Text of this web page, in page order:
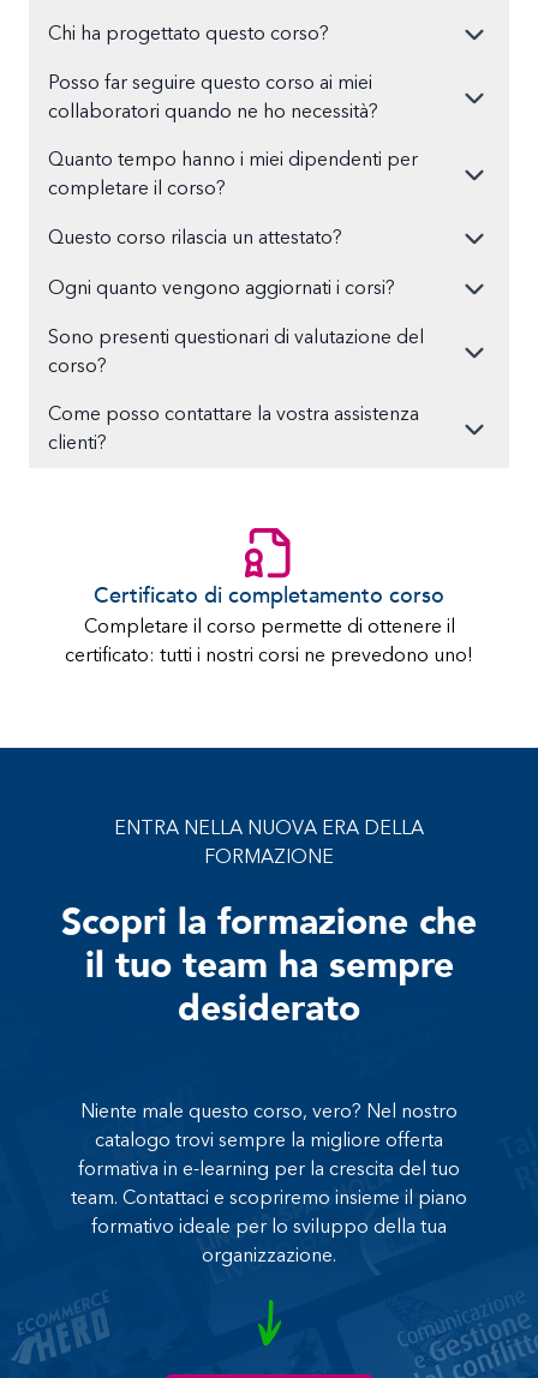
Chi ha progettato questo corso?
Posso far seguire questo corso ai miei
collaboratori quando ne ho necessità?
Quanto tempo hanno i miei dipendenti per
completare il corso?
Questo corso rilascia un attestato?
Ogni quanto vengono aggiornati i corsi?
Sono presenti questionari di valutazione del
corso?
Come posso contattare la vostra assistenza
clienti?
Certificato di completamento corso
Completare il corso permette di ottenere il
certificato: tutti i nostri corsi ne prevedono uno!
ENTRA NELLA NUOVA ERA DELLA
FORMAZIONE
Scopri la formazione che
il tuo team ha sempre
desiderato
Niente male questo corso, vero? Nel nostro
catalogo trovi sempre la migliore offerta
formativa in e-learning per la crescita del tuo
team. Contattaci e scopriremo insieme il piano
formativo ideale per lo sviluppo della tua
organizzazione.